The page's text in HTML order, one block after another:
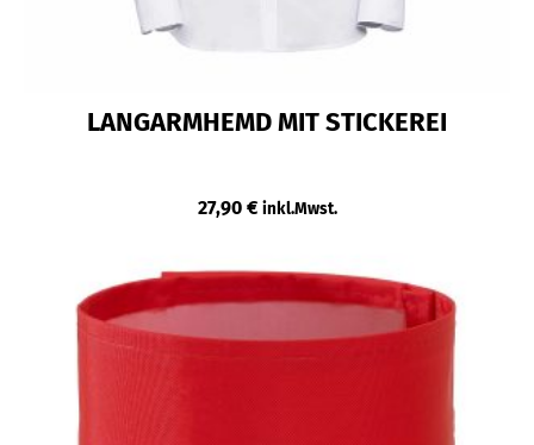
LANGARMHEMD MIT STICKEREI
27,90 € inkl.Mwst.